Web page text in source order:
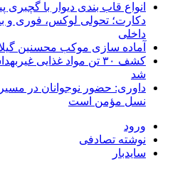
انواع قاب بندی دیوار با
دکارت؛ تحولی لوکس، فوری و
داخلی
آماده سازی موکب محسنین
کشف ۳۰ تن مواد غذایی
شد
داوری: حضور نوجوانان در مسیر
نسل مؤمن است
ورود
نوشته تصادفی
سایدبار